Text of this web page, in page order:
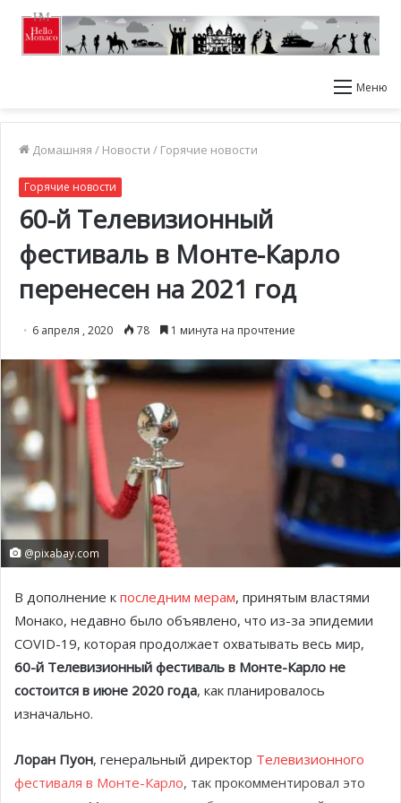
Меню
Домашняя / Новости / Горячие новости
Горячие новости
60-й Телевизионный
фестиваль в Монте-Карло
перенесен на 2021 год
6 апреля , 2020 78 1 минута на прочтение
@pixabay.com
В дополнение к последним мерам, принятым властями
Монако, недавно было объявлено, что из-за эпидемии
COVID-19, которая продолжает охватывать весь мир,
60-й Телевизионный фестиваль в Монте-Карло не
состоится в июне 2020 года, как планировалось
изначально.
Лоран Пуон, генеральный директор Телевизионного
фестиваля в Монте-Карло, так прокомментировал это